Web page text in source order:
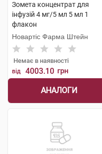
Зомета концентрат для
інфузій 4 мг/5 мл 5 мл 1
флакон
Новартіс Фарма Штейн
Немає в наявності
від 4003.10 грн
АНАЛОГИ